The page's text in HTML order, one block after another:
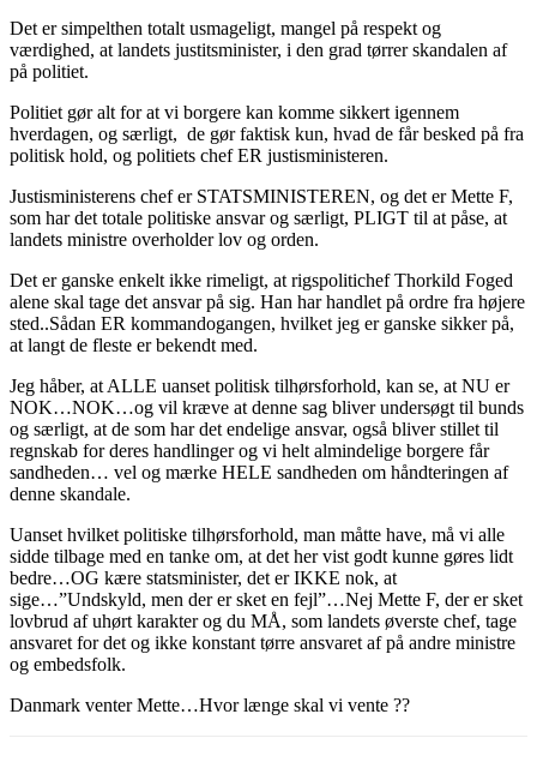
Det er simpelthen totalt usmageligt, mangel på respekt og
værdighed, at landets justitsminister, i den grad tørrer skandalen af
på politiet.
Politiet gør alt for at vi borgere kan komme sikkert igennem
hverdagen, og særligt, de gør faktisk kun, hvad de får besked på fra
politisk hold, og politiets chef ER justisministeren.
Justisministerens chef er STATSMINISTEREN, og det er Mette F,
som har det totale politiske ansvar og særligt, PLIGT til at påse, at
landets ministre overholder lov og orden.
Det er ganske enkelt ikke rimeligt, at rigspolitichef Thorkild Foged
alene skal tage det ansvar på sig. Han har handlet på ordre fra højere
sted..Sådan ER kommandogangen, hvilket jeg er ganske sikker på,
at langt de fleste er bekendt med.
Jeg håber, at ALLE uanset politisk tilhørsforhold, kan se, at NU er
NOK…NOK…og vil kræve at denne sag bliver undersøgt til bunds
og særligt, at de som har det endelige ansvar, også bliver stillet til
regnskab for deres handlinger og vi helt almindelige borgere får
sandheden… vel og mærke HELE sandheden om håndteringen af
denne skandale.
Uanset hvilket politiske tilhørsforhold, man måtte have, må vi alle
sidde tilbage med en tanke om, at det her vist godt kunne gøres lidt
bedre…OG kære statsminister, det er IKKE nok, at
sige…”Undskyld, men der er sket en fejl”…Nej Mette F, der er sket
lovbrud af uhørt karakter og du MÅ, som landets øverste chef, tage
ansvaret for det og ikke konstant tørre ansvaret af på andre ministre
og embedsfolk.
Danmark venter Mette…Hvor længe skal vi vente ??